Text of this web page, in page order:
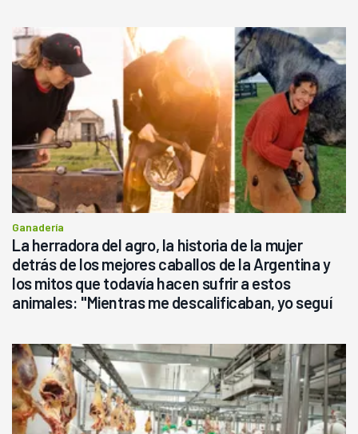
Ganadería
La herradora del agro, la historia de la mujer
detrás de los mejores caballos de la Argentina y
los mitos que todavía hacen sufrir a estos
animales: "Mientras me descalificaban, yo seguí